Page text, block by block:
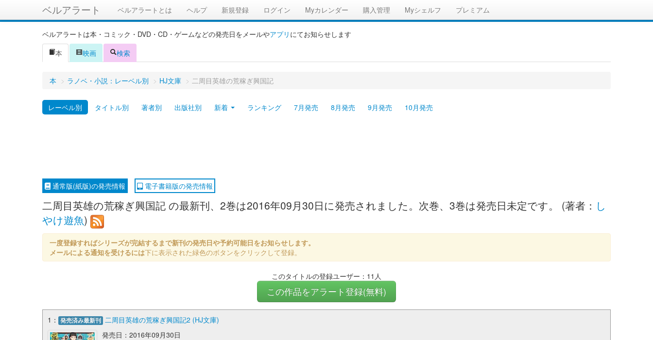
ベルアラート ベルアラートとは ヘルプ 新規登録 ログイン Myカレンダー 購入管理 Myシェルフ プレミアム
ベルアラートは本・コミック・DVD・CD・ゲームなどの発売日をメールやアプリ にてお知らせします
本
映画 検索
本 > ラノベ・小説：レーベル別 > HJ文庫 > 二周目英雄の荒稼ぎ興国記
レーベル別 タイトル別 著者別 出版社別 新着 ランキング 7月発売 8月発売 9月発売 10月発売
通常版(紙版)の発売情報 電子書籍版の発売情報
二周目英雄の荒稼ぎ興国記 の最新刊、2巻は2016年09月30日に発売されました。次巻、3巻は発売日未定です。 (著者： し
やけ遊魚)
一度登録すればシリーズが完結するまで新刊の発売日や予約可能日をお知らせします。
メールによる通知を受けるには下に表示された緑色のボタンをクリックして登録。
このタイトルの登録ユーザー：11人
この作品をアラート登録(無料)
1： 発売済み最新刊 二周目英雄の荒稼ぎ興国記2 (HJ文庫)
発売日：2016年09月30日